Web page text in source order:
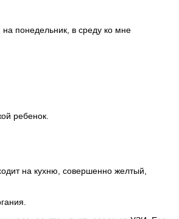
понедельник, в среду ко мне
ребенок.
на кухню, совершенно желтый,